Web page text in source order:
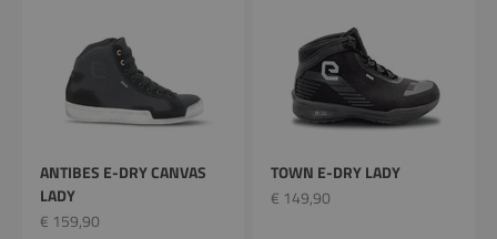
ANTIBES E-DRY CANVAS
LADY
Prix remisé
€ 159,90
TOWN E-DRY LADY
Prix remisé
€ 149,90